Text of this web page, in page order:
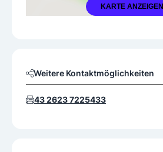
KARTE ANZEIGEN
Weitere Kontaktmöglichkeiten
43 2623 7225433